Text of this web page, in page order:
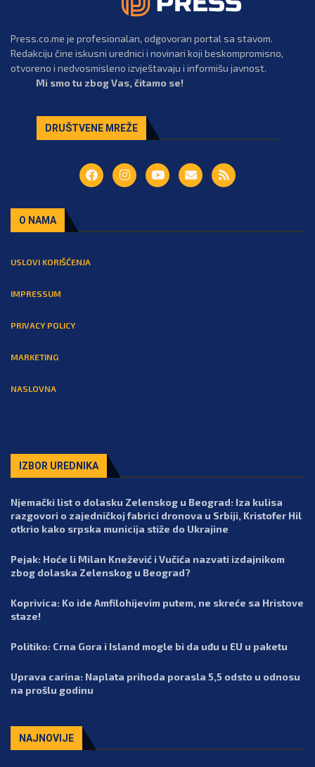
Press.co.me je profesionalan, odgovoran portal sa stavom.
Redakciju čine iskusni urednici i novinari koji beskompromisno,
otvoreno i nedvosmisleno izvještavaju i informišu javnost.
Mi smo tu zbog Vas, čitamo se!
DRUŠTVENE MREŽE
O NAMA
USLOVI KORIŠĆENJA
IMPRESSUM
PRIVACY POLICY
MARKETING
NASLOVNA
IZBOR UREDNIKA
Njemački list o dolasku Zelenskog u Beograd: Iza kulisa
razgovori o zajedničkoj fabrici dronova u Srbiji, Kristofer Hil
otkrio kako srpska municija stiže do Ukrajine
Pejak: Hoće li Milan Knežević i Vučića nazvati izdajnikom
zbog dolaska Zelenskog u Beograd?
Koprivica: Ko ide Amfilohijevim putem, ne skreće sa Hristove
staze!
Politiko: Crna Gora i Island mogle bi da uđu u EU u paketu
Uprava carina: Naplata prihoda porasla 5,5 odsto u odnosu
na prošlu godinu
NAJNOVIJE